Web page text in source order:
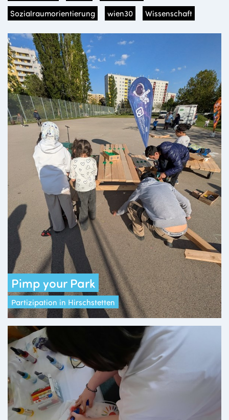
Sozialraumorientierung
wien30 Wissenschaft
Pimp your Park
Partizipation in Hirschstetten